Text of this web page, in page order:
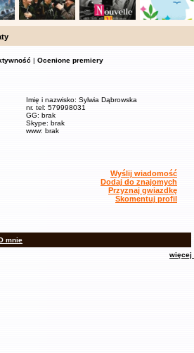
| Ocenione premiery
Imię i nazwisko: Sylwia Dąbrowska
nr. tel: 579998031
GG: brak
Skype: brak
www: brak
Wyślij wiadomość
Dodaj do znajomych
Przyznaj gwiazdkę
Skomentuj profil
mnie
więcej